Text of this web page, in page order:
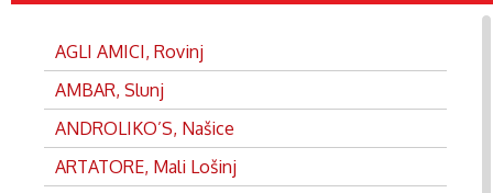
AGLI AMICI, Rovinj
AMBAR, Slunj
ANDROLIKO’S, Našice
ARTATORE, Mali Lošinj